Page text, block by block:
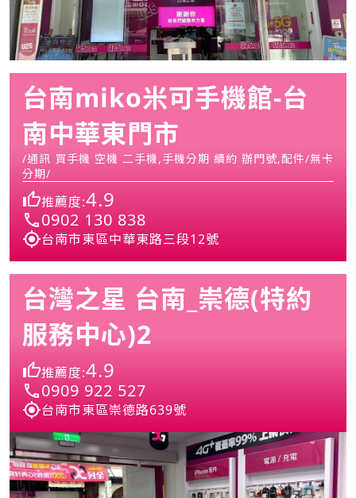
台南miko米可手機館-台
南中華東門市
/通訊 買手機 空機 二手機,手機分期 續約 辦門號,配件/無卡
分期/
推薦度:4.9
0902 130 838
台南市東區中華東路三段12號
台灣之星 台南_崇德(特約
服務中心)2
推薦度:4.9
0909 922 527
台南市東區崇德路639號